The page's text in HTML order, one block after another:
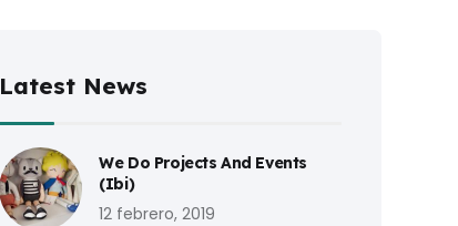
Latest News
We Do Projects And Events
(Ibi)
12 febrero, 2019